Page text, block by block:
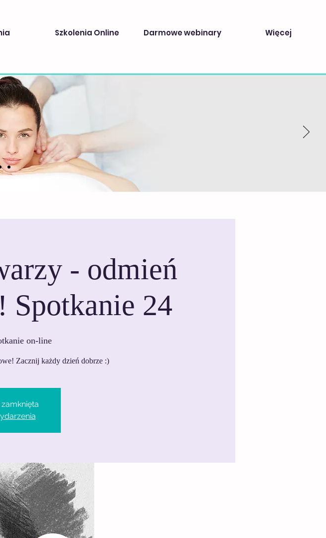
Szkolenia Online Darmowe webinary Więcej
- odmień
Spotkanie 24
on-line
Zacznij każdy dzień dobrze :)